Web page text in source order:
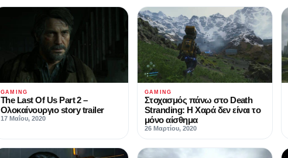
GAMING
The Last Of Us Part 2 –
Ολοκαίνουργιο story trailer
17 Μαΐου, 2020
GAMING
Στοχασμός πάνω στο Death
Stranding: Η Χαρά δεν είναι το
μόνο αίσθημα
26 Μαρτίου, 2020